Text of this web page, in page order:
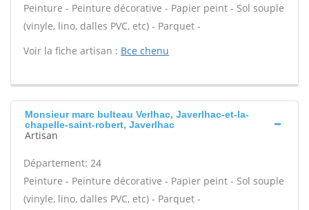
Peinture - Peinture décorative - Papier peint - Sol souple
(vinyle, lino, dalles PVC, etc) - Parquet -
Voir la fiche artisan : Bce chenu
Monsieur marc bulteau Verlhac, Javerlhac-et-la-
chapelle-saint-robert, Javerlhac
Artisan
Département: 24
Peinture - Peinture décorative - Papier peint - Sol souple
(vinyle, lino, dalles PVC, etc) - Parquet -